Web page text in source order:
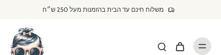
משלוח חינם עד הבית בהזמנות מעל 250 ש״ח